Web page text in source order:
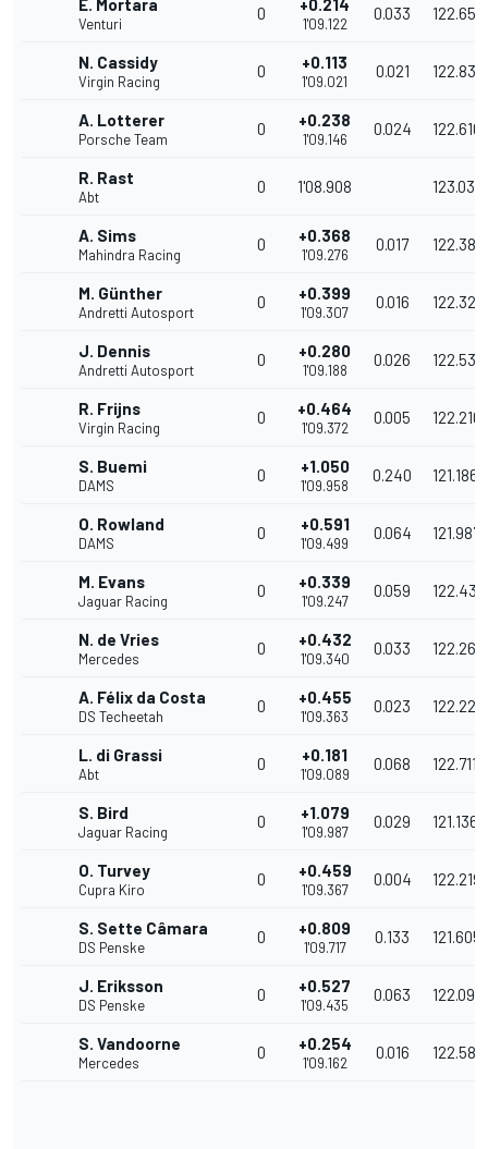
E. Mortara
Venturi
0 +0.214
1'09.122
0.033 122.652
N. Cassidy
Virgin Racing
0 +0.113
1'09.021
0.021 122.832
A. Lotterer
Porsche Team
0 +0.238
1'09.146
0.024 122.610
R. Rast
Abt
0 1'08.908 123.033
A. Sims
Mahindra Racing
0 +0.368
1'09.276
0.017 122.380
M. Günther
Andretti Autosport
0 +0.399
1'09.307
0.016 122.325
J. Dennis
Andretti Autosport
0 +0.280
1'09.188
0.026 122.535
R. Frijns
Virgin Racing
0 +0.464
1'09.372
0.005 122.210
S. Buemi
DAMS
0 +1.050
1'09.958
0.240 121.186
O. Rowland
DAMS
0 +0.591
1'09.499
0.064 121.987
M. Evans
Jaguar Racing
0 +0.339
1'09.247
0.059 122.431
N. de Vries
Mercedes
0 +0.432
1'09.340
0.033 122.267
A. Félix da Costa
DS Techeetah
0 +0.455
1'09.363
0.023 122.226
L. di Grassi
Abt
0 +0.181
1'09.089
0.068 122.711
S. Bird
Jaguar Racing
0 +1.079
1'09.987
0.029 121.136
O. Turvey
Cupra Kiro
0 +0.459
1'09.367
0.004 122.219
S. Sette Câmara
DS Penske
0 +0.809
1'09.717
0.133 121.605
J. Eriksson
DS Penske
0 +0.527
1'09.435
0.063 122.099
S. Vandoorne
Mercedes
0 +0.254
1'09.162
0.016 122.581